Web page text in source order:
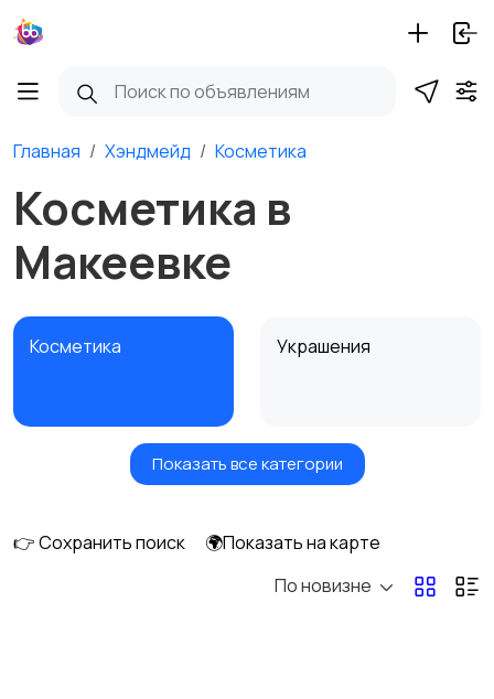
Главная Хэндмейд Косметика
Косметика в
Макеевке
Косметика Украшения
Куклы и игрушки
Оформление
Оформление
Показать все категории
👉 Сохранить поиск
🌍Показать на карте
По новизне